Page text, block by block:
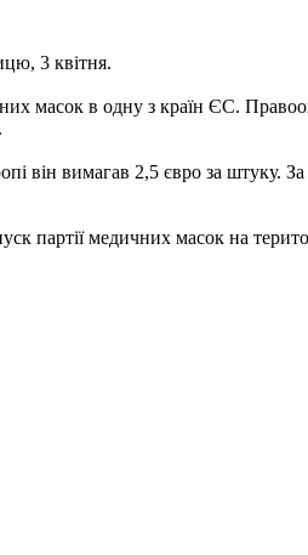
3 квітня.
масок в одну з країн ЄС.
він вимагав 2,5 євро за штуку.
партії медичних масок на